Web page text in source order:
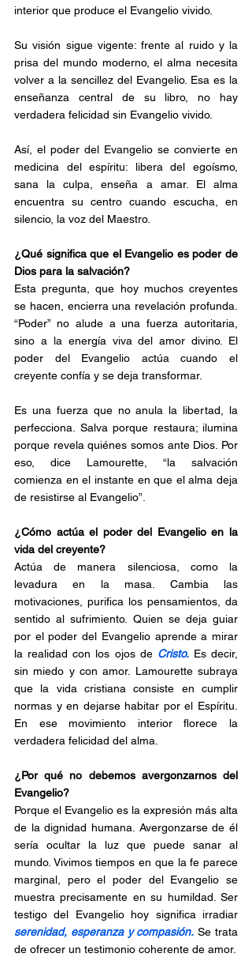
interior que produce el Evangelio vivido.
Su visión sigue vigente: frente al ruido y la
prisa del mundo moderno, el alma necesita
volver a la sencillez del Evangelio. Esa es la
enseñanza central de su libro, no hay
verdadera felicidad sin Evangelio vivido.
Así, el poder del Evangelio se convierte en
medicina del espíritu: libera del egoísmo,
sana la culpa, enseña a amar. El alma
encuentra su centro cuando escucha, en
silencio, la voz del Maestro.
¿Qué significa que el Evangelio es poder de
Dios para la salvación?
Esta pregunta, que hoy muchos creyentes
se hacen, encierra una revelación profunda.
“Poder” no alude a una fuerza autoritaria,
sino a la energía viva del amor divino. El
poder del Evangelio actúa cuando el
creyente confía y se deja transformar.
Es una fuerza que no anula la libertad, la
perfecciona. Salva porque restaura; ilumina
porque revela quiénes somos ante Dios. Por
eso, dice Lamourette, “la salvación
comienza en el instante en que el alma deja
de resistirse al Evangelio”.
¿Cómo actúa el poder del Evangelio en la
vida del creyente?
Actúa de manera silenciosa, como la
levadura en la masa. Cambia las
motivaciones, purifica los pensamientos, da
sentido al sufrimiento. Quien se deja guiar
por el poder del Evangelio aprende a mirar
la realidad con los ojos de Cristo. Es decir,
sin miedo y con amor. Lamourette subraya
que la vida cristiana consiste en cumplir
normas y en dejarse habitar por el Espíritu.
En ese movimiento interior florece la
verdadera felicidad del alma.
¿Por qué no debemos avergonzarnos del
Evangelio?
Porque el Evangelio es la expresión más alta
de la dignidad humana. Avergonzarse de él
sería ocultar la luz que puede sanar al
mundo. Vivimos tiempos en que la fe parece
marginal, pero el poder del Evangelio se
muestra precisamente en su humildad. Ser
serenidad, esperanza y compasión. Se trata
de ofrecer un testimonio coherente de amor.